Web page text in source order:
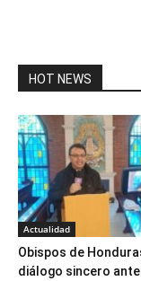
HOT NEWS
Actualidad
Obispos de
diálogo sincero